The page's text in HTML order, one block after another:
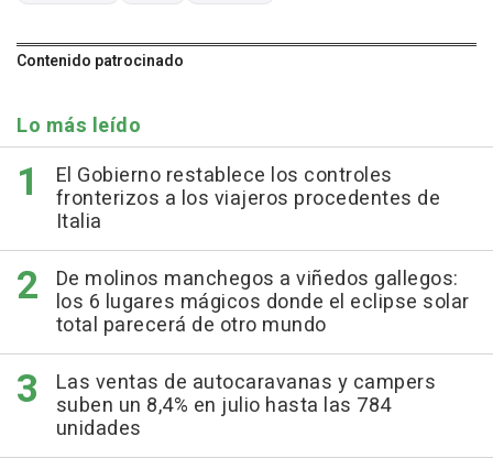
Contenido patrocinado
Lo más leído
El Gobierno restablece los controles
fronterizos a los viajeros procedentes de
Italia
De molinos manchegos a viñedos gallegos:
los 6 lugares mágicos donde el eclipse solar
total parecerá de otro mundo
Las ventas de autocaravanas y campers
suben un 8,4% en julio hasta las 784
unidades